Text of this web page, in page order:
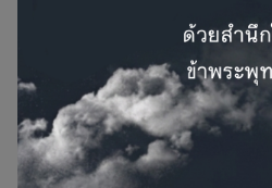
บทความน่ารู้ด้านอุปกรณ์ช่วย